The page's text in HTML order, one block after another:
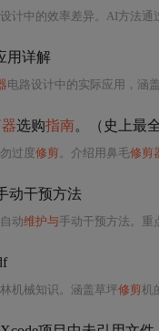
效率差异。AI方法通过自然语言输入快速生成方案，实现自动选型、一键出
用详解
电路设计中的实际应用，涵盖电源管理、PWM
选购指南。（史上最
过度修剪。介绍用鼻毛修剪
动干预方法
动维护与手动干预方法。重
机械知识。涵盖草坪修剪机